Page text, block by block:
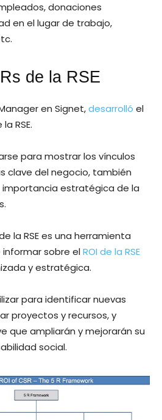
donaciones
en el lugar de trabajo,
de la RSE
en Signet,desarrolló el
RSE.
para mostrar los vínculos
clave del negocio, también
estratégica de la
la RSE es una herramienta
sobre elROI de la RSE
y estratégica.
para identificar nuevas
proyectos y recursos, y
que ampliarán y mejorarán su
social.